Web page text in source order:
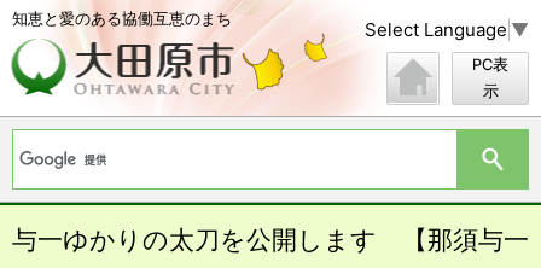
知恵と愛のある協働互恵のまち Select Language ▼
PC表
示
与一ゆかりの太刀を公開します 【那須与一